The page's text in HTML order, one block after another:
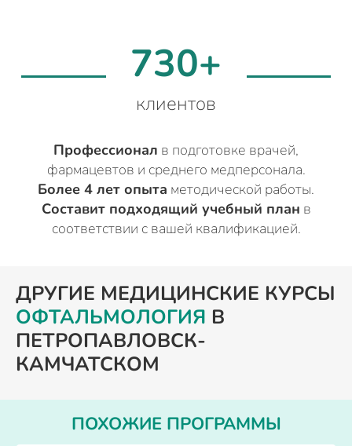
730+
клиентов
Профессионал в подготовке врачей,
фармацевтов и среднего медперсонала.
Более 4 лет опыта методической работы.
Составит подходящий учебный план в
соответствии с вашей квалификацией.
ДРУГИЕ МЕДИЦИНСКИЕ КУРСЫ
ОФТАЛЬМОЛОГИЯ В
ПЕТРОПАВЛОВСК-
КАМЧАТСКОМ
ПОХОЖИЕ ПРОГРАММЫ